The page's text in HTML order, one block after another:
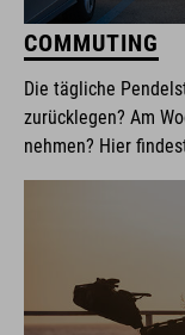
COMMUTING
Die tägliche
zurücklegen? Am
nehmen? Hier